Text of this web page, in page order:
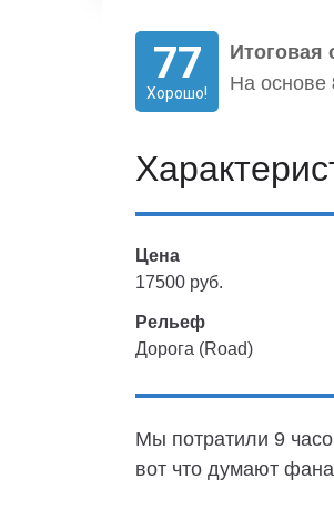
77
Хорошо!
Итоговая
На основе
Цена
17500 руб.
Рельеф
Дорога (Road)
Мы потратили 9
вот что думают